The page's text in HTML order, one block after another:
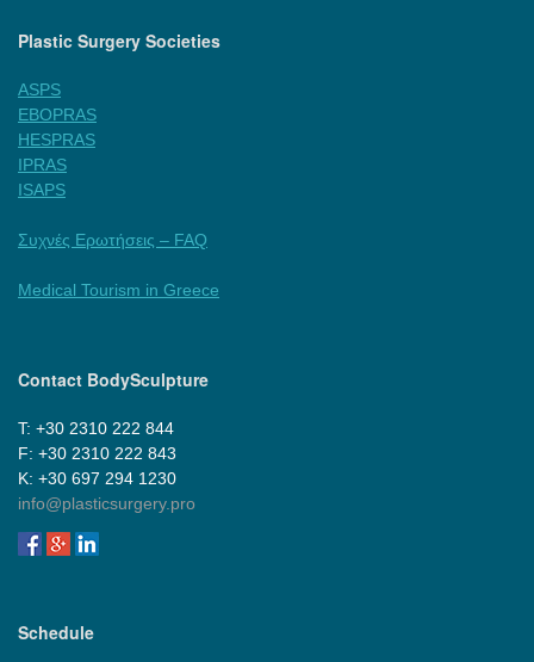
Plastic Surgery Societies
ASPS
EBOPRAS
HESPRAS
IPRAS
ISAPS
Συχνές Ερωτήσεις – FAQ
Medical Tourism in Greece
Contact BodySculpture
Τ: +30 2310 222 844
F: +30 2310 222 843
Κ: +30 697 294 1230
info@plasticsurgery.pro
Schedule